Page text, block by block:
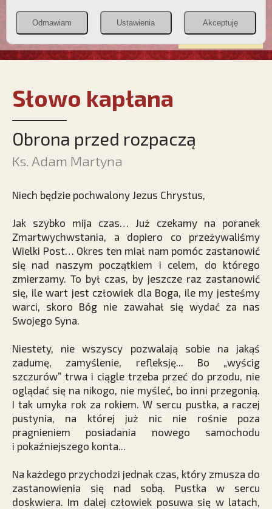
POZNAJ APOSTOLAT FATIMY WESPRZYJ
NAS
Słowo kapłana
Obrona przed rozpaczą
Ks. Adam Martyna
Niech będzie pochwalony Jezus Chrystus,
Jak szybko mija czas… Już czekamy na poranek
Zmartwychwstania, a dopiero co przeżywaliśmy
Wielki Post… Okres ten miał nam pomóc zastanowić
się nad naszym początkiem i celem, do którego
zmierzamy. To był czas, by jeszcze raz zastanowić
się, ile wart jest człowiek dla Boga, ile my jesteśmy
warci, skoro Bóg nie zawahał się wydać za nas
Swojego Syna.
Niestety, nie wszyscy pozwalają sobie na jakąś
zadumę, zamyślenie, refleksję... Bo „wyścig
szczurów” trwa i ciągle trzeba przeć do przodu, nie
oglądać się na nikogo, nie myśleć, bo inni przegonią.
I tak umyka rok za rokiem. W sercu pustka, a raczej
pustynia, na której już nic nie rośnie poza
pragnieniem posiadania nowego samochodu
i pokaźniejszego konta...
Na każdego przychodzi jednak czas, który zmusza do
zastanowienia się nad sobą. Pustka w sercu
doskwiera. Im dalej człowiek posuwa się w latach,
Odmawiam Ustawienia Akceptuję